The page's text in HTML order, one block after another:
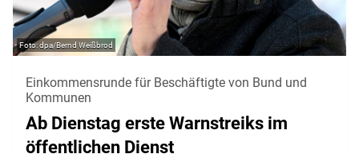
dpa/Bernd Weißbrod
Einkommensrunde für Beschäftigte von Bund und
Kommunen
Ab Dienstag erste Warnstreiks im
öffentlichen Dienst